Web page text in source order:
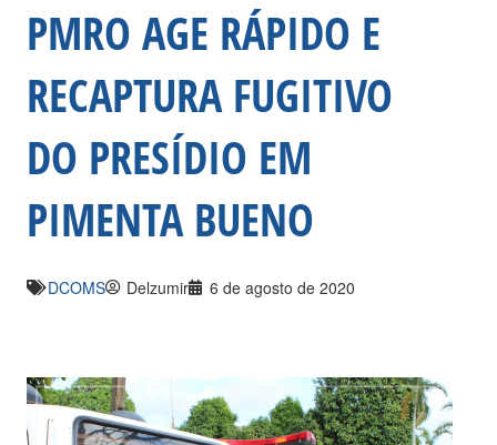
PMRO AGE RÁPIDO E
RECAPTURA FUGITIVO
DO PRESÍDIO EM
PIMENTA BUENO
DCOMS Delzumir 6 de agosto de 2020